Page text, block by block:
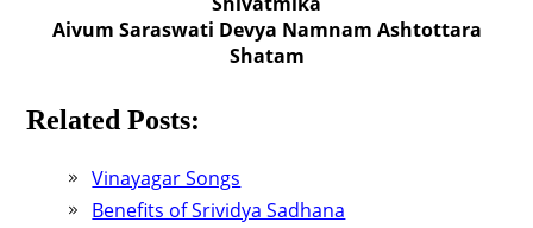
Aivum Saraswati Devya Namnam Ashtottara
Shatam
Related Posts:
Vinayagar Songs
Benefits of Srividya Sadhana